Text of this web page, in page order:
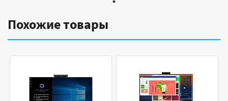
Похожие товары